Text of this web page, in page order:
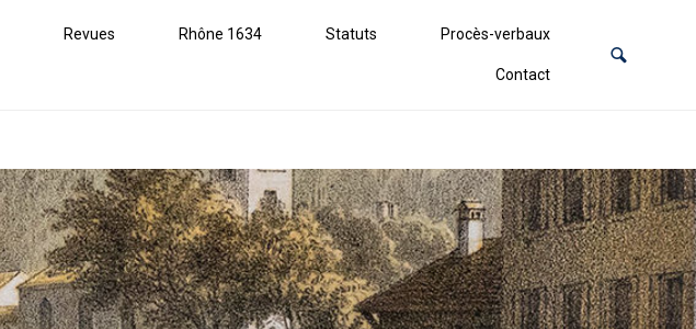
Revues Rhône 1634 Statuts Procès-verbaux
Contact